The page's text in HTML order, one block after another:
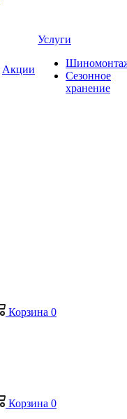
Акции
Услуги
Сезонное
хранение
Корзина 0
Корзина 0